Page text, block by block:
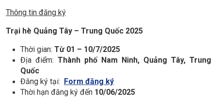
Thông tin đăng ký
Trại hè Quảng Tây – Trung Quốc 2025
Thời gian: Từ 01 – 10/7/2025
Địa điểm: Thành phố Nam Ninh, Quảng Tây, Trung
Quốc
Đăng ký tại:
Form đăng ký
Thời hạn đăng ký đến 10/06/2025